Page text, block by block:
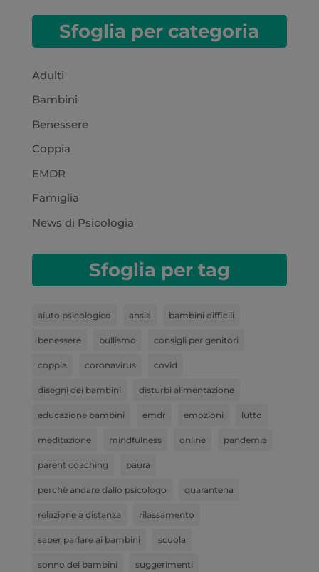
Sfoglia per categoria
Adulti
Bambini
Benessere
Coppia
EMDR
Famiglia
News di Psicologia
Sfoglia per tag
aiuto psicologico ansia bambini difficili
benessere bullismo consigli per genitori
coppia coronavirus covid
disegni dei bambini disturbi alimentazione
educazione bambini emdr emozioni lutto
meditazione mindfulness online pandemia
parent coaching paura
perchè andare dallo psicologo quarantena
relazione a distanza rilassamento
saper parlare ai bambini scuola
sonno dei bambini suggerimenti